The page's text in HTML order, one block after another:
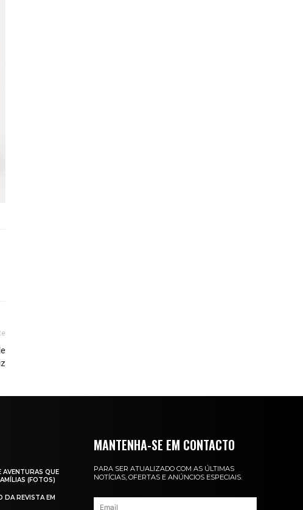
QUE
(FOTOS)
DA REVISTA EM
MANTENHA-SE EM CONTACTO
PARA SER ATUALIZADO COM AS ÚLTIMAS
NOTÍCIAS, OFERTAS E ANÚNCIOS ESPECIAIS.